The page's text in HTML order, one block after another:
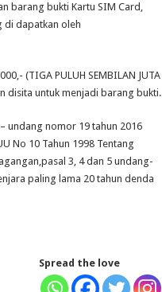
barang bukti Kartu SIM Card,
di dapatkan oleh
(TIGA PULUH SEMBILAN JUTA
disita untuk menjadi barang bukti.
undang nomor 19 tahun 2016
No 10 Tahun 1998 Tentang
3, 4 dan 5 undang-
paling lama 20 tahun denda
Spread the love